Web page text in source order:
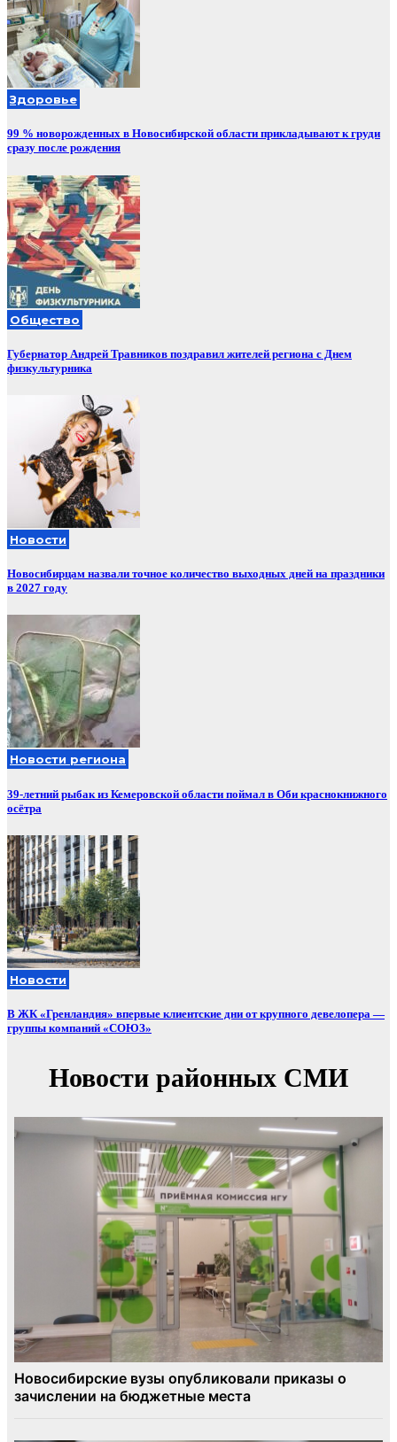
Здоровье
99 % новорожденных в Новосибирской области прикладывают к груди
сразу после рождения
Общество
Губернатор Андрей Травников поздравил жителей региона с Днем
физкультурника
Новости
Новосибирцам назвали точное количество выходных дней на праздники
в 2027 году
Новости региона
39-летний рыбак из Кемеровской области поймал в Оби краснокнижного
осётра
Новости
В ЖК «Гренландия» впервые клиентские дни от крупного девелопера —
группы компаний «СОЮЗ»